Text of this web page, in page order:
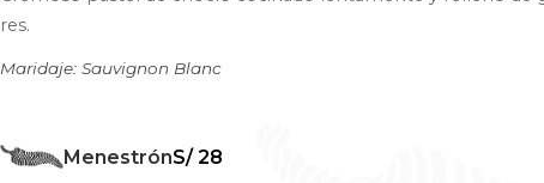
res.
Maridaje: Sauvignon Blanc
MenestrónS/ 28